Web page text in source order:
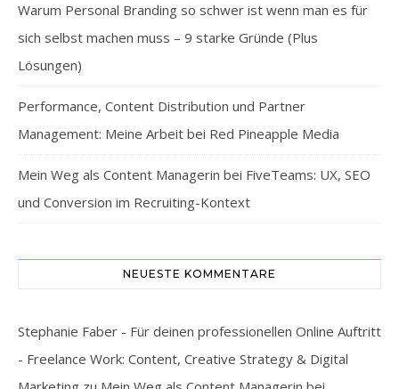
Warum Personal Branding so schwer ist wenn man es für
sich selbst machen muss – 9 starke Gründe (Plus
Lösungen)
Performance, Content Distribution und Partner
Management: Meine Arbeit bei Red Pineapple Media
Mein Weg als Content Managerin bei FiveTeams: UX, SEO
und Conversion im Recruiting-Kontext
NEUESTE KOMMENTARE
Stephanie Faber - Für deinen professionellen Online Auftritt
- Freelance Work: Content, Creative Strategy & Digital